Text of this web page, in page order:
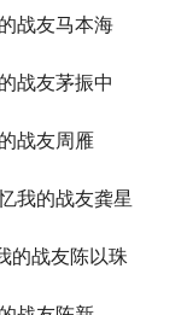
战友马本海
战友茅振中
战友周雁
我的战友龚星
的战友陈以珠